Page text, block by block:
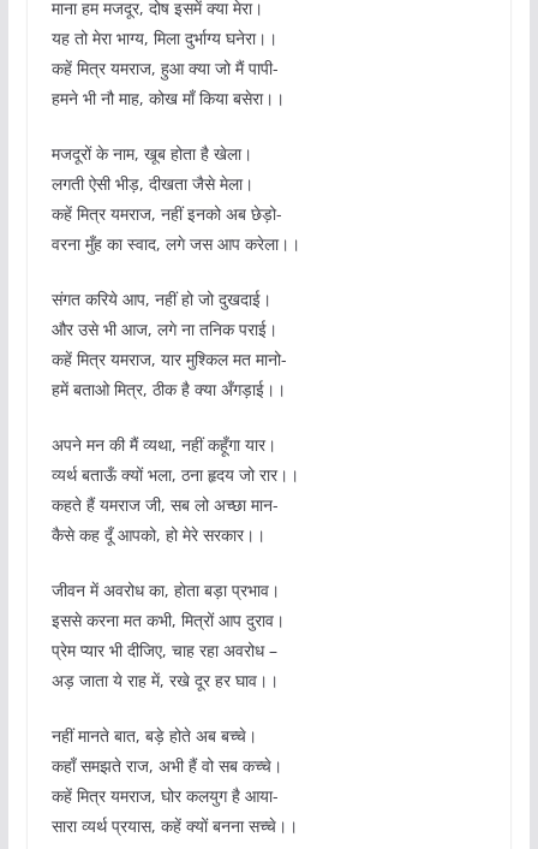
माना हम मजदूर, दोष इसमें क्या मेरा।
यह तो मेरा भाग्य, मिला दुर्भाग्य घनेरा।।
कहें मित्र यमराज, हुआ क्या जो मैं पापी-
हमने भी नौ माह, कोख माँ किया बसेरा।।
मजदूरों के नाम, खूब होता है खेला।
लगती ऐसी भीड़, दीखता जैसे मेला।
कहें मित्र यमराज, नहीं इनको अब छेड़ो-
वरना मुँह का स्वाद, लगे जस आप करेला।।
संगत करिये आप, नहीं हो जो दुखदाई।
और उसे भी आज, लगे ना तनिक पराई।
कहें मित्र यमराज, यार मुश्किल मत मानो-
हमें बताओ मित्र, ठीक है क्या अँगड़ाई।।
अपने मन की मैं व्यथा, नहीं कहूँगा यार।
व्यर्थ बताऊँ क्यों भला, ठना हृदय जो रार।।
कहते हैं यमराज जी, सब लो अच्छा मान-
कैसे कह दूँ आपको, हो मेरे सरकार।।
जीवन में अवरोध का, होता बड़ा प्रभाव।
इससे करना मत कभी, मित्रों आप दुराव।
प्रेम प्यार भी दीजिए, चाह रहा अवरोध –
अड़ जाता ये राह में, रखे दूर हर घाव।।
नहीं मानते बात, बड़े होते अब बच्चे।
कहाँ समझते राज, अभी हैं वो सब कच्चे।
कहें मित्र यमराज, घोर कलयुग है आया-
सारा व्यर्थ प्रयास, कहें क्यों बनना सच्चे।।